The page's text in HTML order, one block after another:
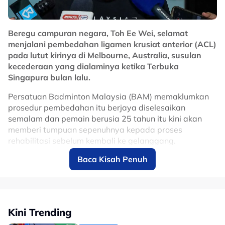
Lanjutan kontrak sehingga 2031 dijangka memberi
memperkukuhkan reputasi negara sebagai destinasi
utama sukan permotoran dunia, selain terus
merancakkan ekonomi menerusi kemasukan pelancong
dan penganjuran acara bertaraf antarabangsa di Litar
Antarabangsa Sepang.
No node context available.
Related Topics
#motoGP
Beregu campuran negara, Toh Ee Wei, selamat
menjalani pembedahan ligamen krusiat anterior (ACL)
pada lutut kirinya di Melbourne, Australia, susulan
kecederaan yang dialaminya ketika Terbuka
Singapura bulan lalu.
Persatuan Badminton Malaysia (BAM) memaklumkan
prosedur pembedahan itu berjaya diselesaikan
semalam dan pemain berusia 25 tahun itu kini akan
memberi tumpuan sepenuhnya kepada proses
rehabilitasi sebelum kembali ke gelanggang.
Ee Wei melahirkan rasa syukur apabila pembedahan
berjalan lancar, selain menghargai sokongan yang
“Saya lega kerana pembedahan berjalan dengan
Baca Kisah Penuh
Kini Trending